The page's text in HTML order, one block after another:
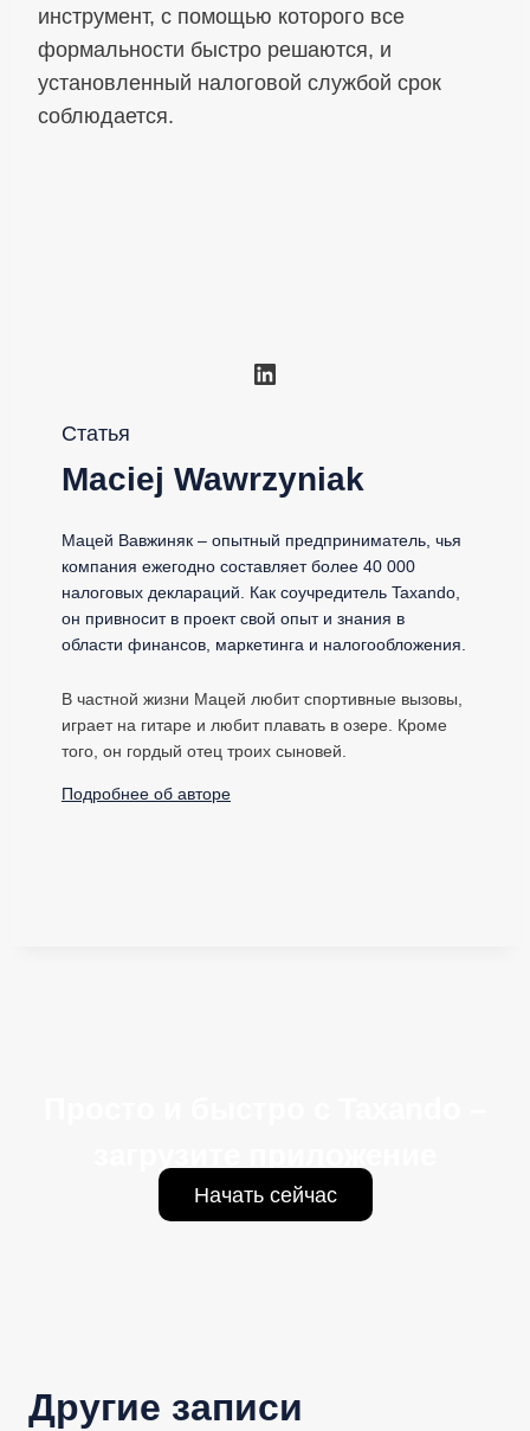
инструмент, с помощью которого все
формальности быстро решаются, и
установленный налоговой службой срок
соблюдается.
LinkedIn
Статья
Maciej Wawrzyniak
Мацей Вавжиняк – опытный предприниматель, чья
компания ежегодно составляет более 40 000
налоговых деклараций. Как соучредитель Taxando,
он привносит в проект свой опыт и знания в
области финансов, маркетинга и налогообложения.
В частной жизни Мацей любит спортивные вызовы,
играет на гитаре и любит плавать в озере. Кроме
того, он гордый отец троих сыновей.
Подробнее об авторе
Начать сейчас
Другие записи